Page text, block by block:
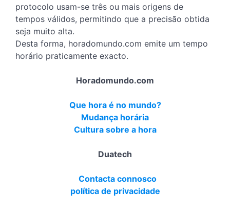
protocolo usam-se três ou mais origens de
tempos válidos, permitindo que a precisão obtida
seja muito alta.
Desta forma, horadomundo.com emite um tempo
horário praticamente exacto.
Horadomundo.com
Que hora é no mundo?
Mudança horária
Cultura sobre a hora
Duatech
Contacta connosco
política de privacidade